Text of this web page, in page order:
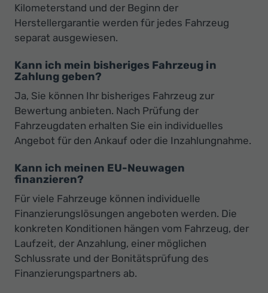
Kilometerstand und der Beginn der
Herstellergarantie werden für jedes Fahrzeug
separat ausgewiesen.
Kann ich mein bisheriges Fahrzeug in
Zahlung geben?
Ja, Sie können Ihr bisheriges Fahrzeug zur
Bewertung anbieten. Nach Prüfung der
Fahrzeugdaten erhalten Sie ein individuelles
Angebot für den Ankauf oder die Inzahlungnahme.
Kann ich meinen EU-Neuwagen
finanzieren?
Für viele Fahrzeuge können individuelle
Finanzierungslösungen angeboten werden. Die
konkreten Konditionen hängen vom Fahrzeug, der
Laufzeit, der Anzahlung, einer möglichen
Schlussrate und der Bonitätsprüfung des
Finanzierungspartners ab.